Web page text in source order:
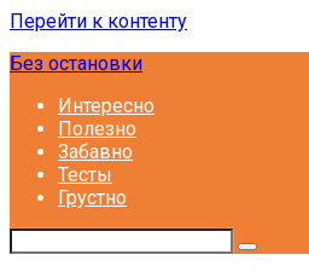
Перейти к контенту
Без остановки
Интересно
Полезно
Забавно
Тесты
Грустно